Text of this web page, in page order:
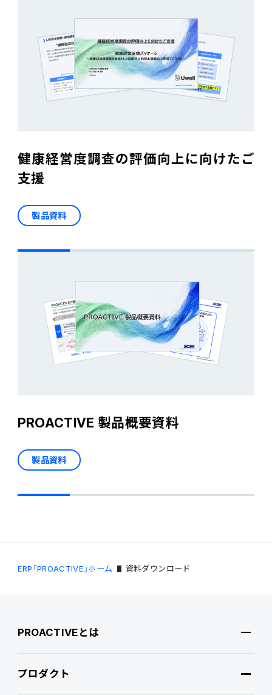
CO₂排出量算定
「CO×COカルテ（ココカルテ）」
人事・給与
給与
販売管理
販売・購買・在庫管理
建設業向け基幹業務システム
MES
サポートサービス
素材・素材加工
電機・機械 PROACTIVE Electrical Machinery
建設 PROACTIVE Construction
健康経営度調査の評価向上に向けたご
支援
製品資料
PROACTIVE 製品概要資料
製品資料
ERP「PROACTIVE」ホーム 資料ダウンロード
PROACTIVEとは
PROACTIVEとは
プロダクト